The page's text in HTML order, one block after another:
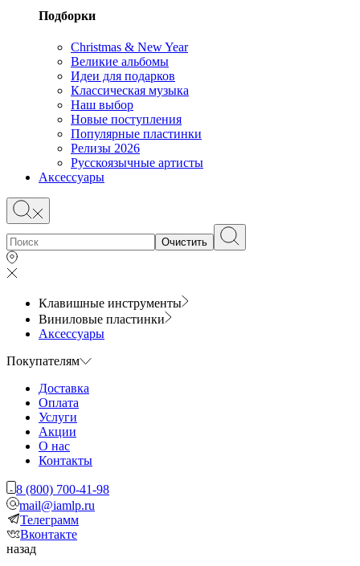
Подборки
Christmas & New Year
Великие альбомы
Идеи для подарков
Классическая музыка
Наш выбор
Новые поступления
Популярные пластинки
Релизы 2026
Русскоязычные артисты
Аксессуары
Очистить
Клавишные инструменты
Виниловые пластинки
Аксессуары
Покупателям
Доставка
Оплата
Услуги
Акции
О нас
Контакты
8 (800) 700-41-98
mail@iamlp.ru
Телеграмм
Вконтакте
назад